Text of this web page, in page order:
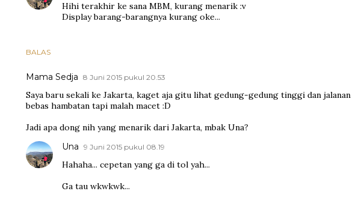
BALAS
Hihi terakhir ke sana MBM, kurang menarik :v
Display barang-barangnya kurang oke...
Mama Sedja 8 Juni 2015 pukul 20.53
Saya baru sekali ke Jakarta, kaget aja gitu lihat gedung-gedung tinggi dan
bebas hambatan tapi malah macet :D
Jadi apa dong nih yang menarik dari Jakarta, mbak Una?
Una 9 Juni 2015 pukul 08.19
Hahaha... cepetan yang ga di tol yah...
Ga tau wkwkwk...